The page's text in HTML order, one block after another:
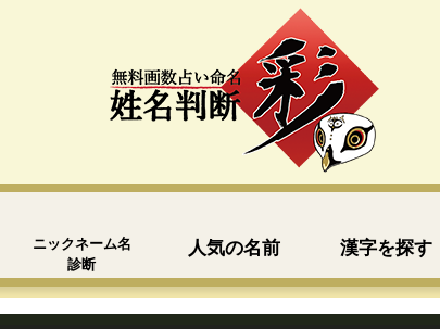
ニックネーム名
診断
人気の名前 漢字を探す